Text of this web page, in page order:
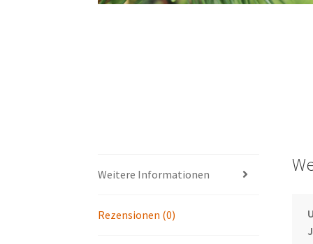
Weitere Informationen
Rezensionen (0)